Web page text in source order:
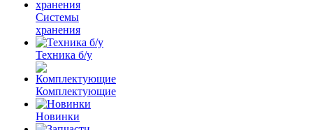
Системы
хранения
Техника б/у
Комплектующие
Новинки